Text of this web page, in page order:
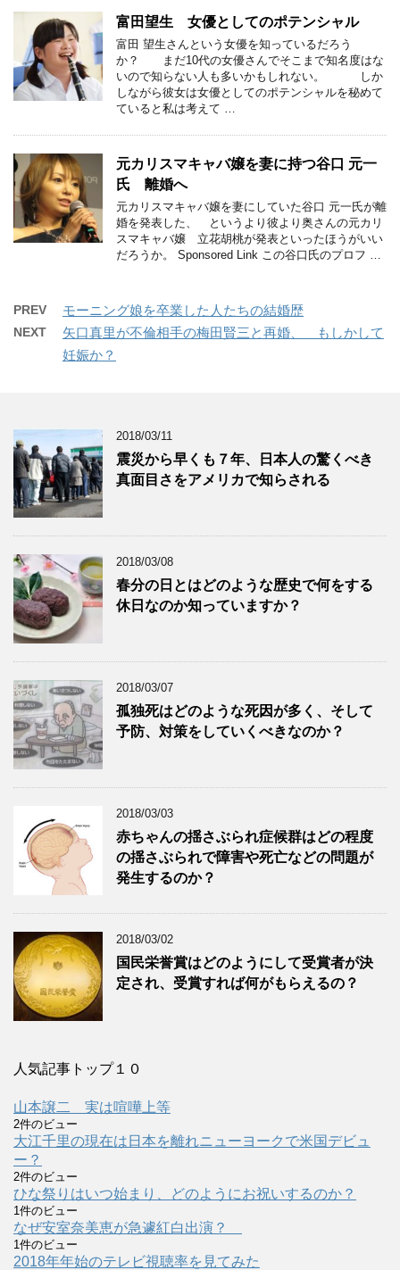
富田望生 女優としてのポテンシャル
富田 望生さんという女優を知っているだろう
か？ まだ10代の女優さんでそこまで知名度はな
いので知らない人も多いかもしれない。 しか
しながら彼女は女優としてのポテンシャルを秘めて
ていると私は考えて …
元カリスマキャバ嬢を妻に持つ谷口 元一
氏 離婚へ
元カリスマキャバ嬢を妻にしていた谷口 元一氏が離
婚を発表した、 というより彼より奥さんの元カリ
スマキャバ嬢 立花胡桃が発表といったほうがいい
だろうか。 Sponsored Link この谷口氏のプロフ …
PREV モーニング娘を卒業した人たちの結婚歴
NEXT
矢口真里が不倫相手の梅田賢三と再婚、 もしかして
妊娠か？
2018/03/11
震災から早くも７年、日本人の驚くべき
真面目さをアメリカで知らされる
2018/03/08
春分の日とはどのような歴史で何をする
休日なのか知っていますか？
2018/03/07
孤独死はどのような死因が多く、そして
予防、対策をしていくべきなのか？
2018/03/03
赤ちゃんの揺さぶられ症候群はどの程度
の揺さぶられで障害や死亡などの問題が
発生するのか？
2018/03/02
国民栄誉賞はどのようにして受賞者が決
定され、受賞すれば何がもらえるの？
人気記事トップ１０
山本譲二 実は喧嘩上等
2件のビュー
大江千里の現在は日本を離れニューヨークで米国デビュ
ー？
2件のビュー
ひな祭りはいつ始まり、どのようにお祝いするのか？
1件のビュー
なぜ安室奈美恵が急遽紅白出演？
1件のビュー
2018年年始のテレビ視聴率を見てみた